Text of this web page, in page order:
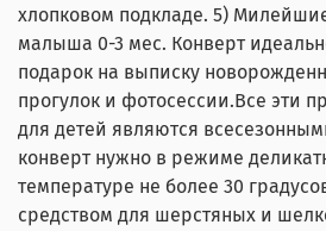
хлопковом подкладе. 5)
малыша 0-3 мес. Конверт
подарок на выписку
прогулок и фотосессии.Все эти
для детей являются
конверт нужно в режиме
температуре не более 30
средством для шерстяных и